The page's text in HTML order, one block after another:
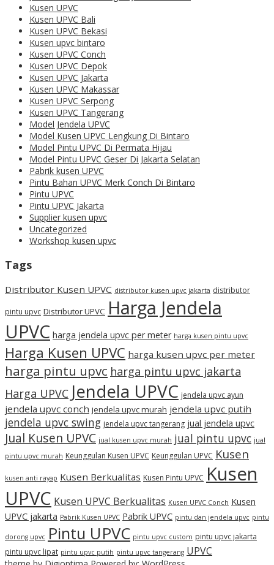
Kusen UPVC
Kusen UPVC Bali
Kusen UPVC Bekasi
Kusen upvc bintaro
Kusen UPVC Conch
Kusen UPVC Depok
Kusen UPVC Jakarta
Kusen UPVC Makassar
Kusen UPVC Serpong
Kusen UPVC Tangerang
Model Jendela UPVC
Model Kusen UPVC Lengkung Di Bintaro
Model Pintu UPVC Di Permata Hijau
Model Pintu UPVC Geser Di Jakarta Selatan
Pabrik kusen UPVC
Pintu Bahan UPVC Merk Conch Di Bintaro
Pintu UPVC
Pintu UPVC Jakarta
Supplier kusen upvc
Uncategorized
Workshop kusen upvc
Tags
Distributor Kusen UPVC distributor kusen upvc jakarta distributor
pintu upvc Distributor UPVC Harga Jendela
UPVC harga jendela upvc per meter harga kusen pintu upvc
Harga Kusen UPVC harga kusen upvc per meter
harga pintu upvc harga pintu upvc jakarta
Harga UPVC Jendela UPVC jendela upvc ayun
jendela upvc conch jendela upvc murah jendela upvc putih
jendela upvc swing jendela upvc tangerang jual jendela upvc
Jual Kusen UPVC jual kusen upvc murah jual pintu upvc jual
pintu upvc murah Keunggulan Kusen UPVC Keunggulan UPVC Kusen
kusen anti rayap Kusen Berkualitas Kusen Pintu UPVC Kusen
UPVC Kusen UPVC Berkualitas Kusen UPVC Conch Kusen
UPVC jakarta Pabrik Kusen UPVC Pabrik UPVC pintu dan jendela upvc pintu
dorong upvc Pintu UPVC pintu upvc custom pintu upvc jakarta
pintu upvc lipat pintu upvc putih pintu upvc tangerang UPVC